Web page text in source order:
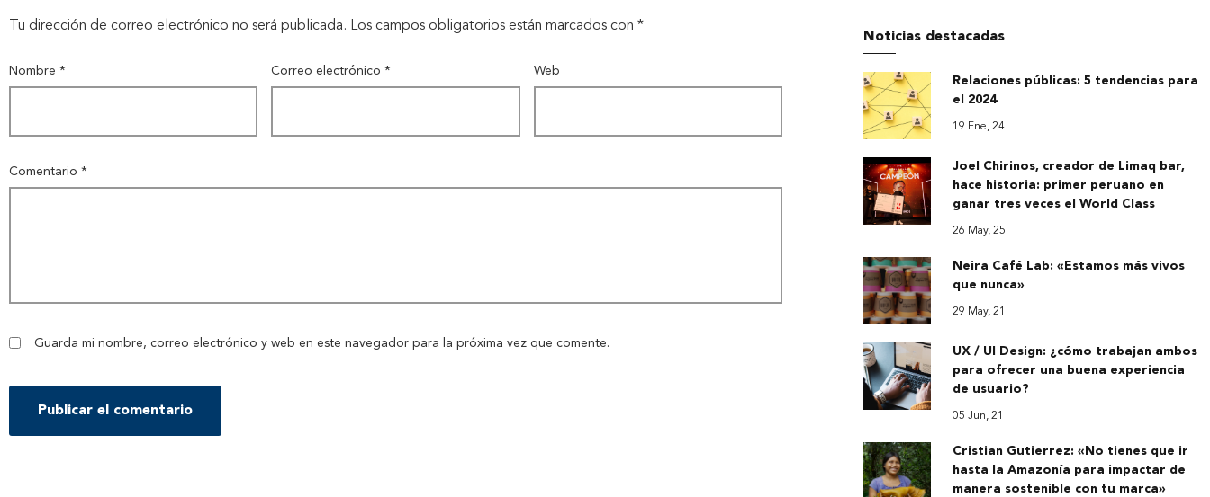
Tu dirección de correo electrónico no será publicada. Los campos obligatorios están marcados con *
Comentario *
Nombre * Correo electrónico* Web
Guarda mi nombre, correo electrónico y web en este navegador para la próxima vez que comente.
Noticias destacadas
Relaciones públicas: 5 tendencias para
el 2024
19 Ene, 24
Joel Chirinos, creador de Limaq bar,
hace historia: primer peruano en
ganar tres veces el World Class
26 May, 25
Neira Café Lab: «Estamos más vivos
que nunca»
29 May, 21
UX / UI Design: ¿cómo trabajan ambos
para ofrecer una buena experiencia
de usuario?
05 Jun, 21
Cristian Gutierrez: «No tienes que ir
hasta la Amazonía para impactar de
manera sostenible con tu marca»